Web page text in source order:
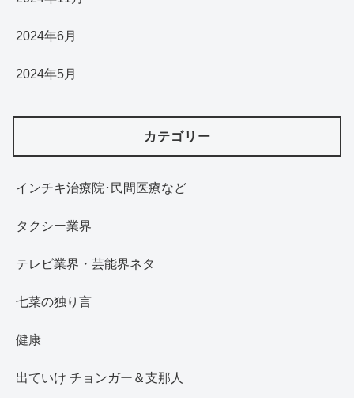
2024年6月
2024年5月
カテゴリー
インチキ治療院･民間医療など
タクシー業界
テレビ業界・芸能界ネタ
七菜の独り言
健康
出ていけ チョンガー＆支那人